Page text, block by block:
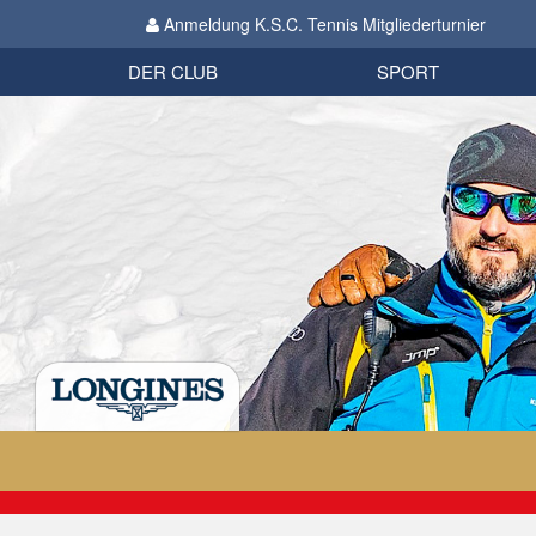
Anmeldung K.S.C. Tennis Mitgliederturnier
DER CLUB
Organisation
SPORT
Biathlon
Datenschutzverordnung 2018
Impressum